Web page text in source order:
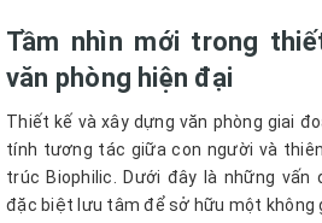
Tầm nhìn mới trong
văn phòng hiện đại
Thiết kế và xây dựng văn phòng giai
tính tương tác giữa con người và
trúc Biophilic. Dưới đây là những vấn
đặc biệt lưu tâm để sở hữu một không